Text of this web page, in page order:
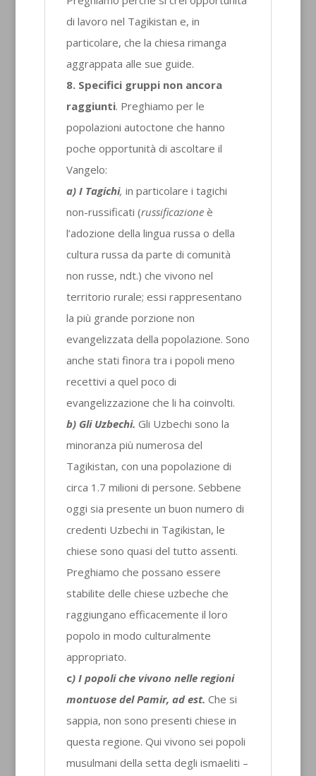
di lavoro nel Tagikistan e, in
particolare, che la chiesa rimanga
aggrappata alle sue guide.
8. Specifici gruppi non ancora
raggiunti. Preghiamo per le
popolazioni autoctone che hanno
poche opportunità di ascoltare il
Vangelo:
a) I Tagichi, in particolare i tagichi
non-russificati (russificazioneè
l’adozione della lingua russa o della
cultura russa da parte di comunità
non russe, ndt.) che vivono nel
territorio rurale; essi rappresentano
la più grande porzione non
evangelizzata della popolazione. Sono
anche stati finora tra i popoli meno
recettivi a quel poco di
evangelizzazione che li ha coinvolti.
b) Gli Uzbechi. Gli Uzbechi sono la
minoranza più numerosa del
Tagikistan, con una popolazione di
circa 1.7 milioni di persone. Sebbene
oggi sia presente un buon numero di
credenti Uzbechi in Tagikistan, le
chiese sono quasi del tutto assenti.
Preghiamo che possano essere
stabilite delle chiese uzbeche che
raggiungano efficacemente il loro
popolo in modo culturalmente
appropriato.
c) I popoli che vivono nelle regioni
montuose del Pamir, ad est. Che si
sappia, non sono presenti chiese in
questa regione. Qui vivono sei popoli
musulmani della setta degli ismaeliti –